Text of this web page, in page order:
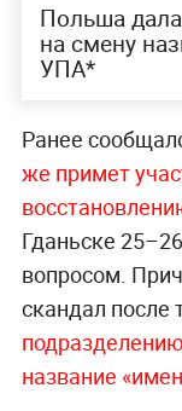
Польша
на смену
УПА*
Ранее
же примет
Гданьске
вопросом.
скандал после
название